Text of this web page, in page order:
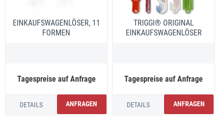
EINKAUFSWAGENLÖSER, 11
FORMEN
Tagespreise auf Anfrage
DETAILS ANFRAGEN
TRIGGI® ORIGINAL
EINKAUFSWAGENLÖSER
Tagespreise auf Anfrage
DETAILS ANFRAGEN